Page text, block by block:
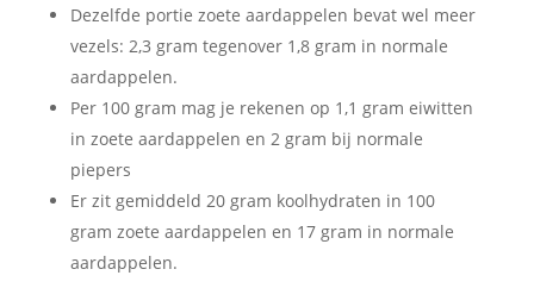
Dezelfde portie zoete aardappelen bevat wel meer
vezels: 2,3 gram tegenover 1,8 gram in normale
aardappelen.
Per 100 gram mag je rekenen op 1,1 gram eiwitten
in zoete aardappelen en 2 gram bij normale
piepers
Er zit gemiddeld 20 gram koolhydraten in 100
gram zoete aardappelen en 17 gram in normale
aardappelen.